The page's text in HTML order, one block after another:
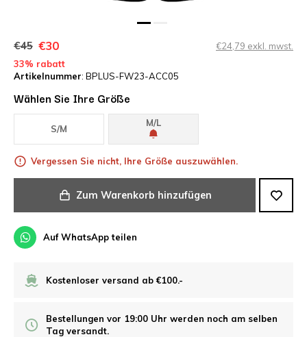
€45 €30
€24,79 exkl. mwst.
33% rabatt
Artikelnummer: BPLUS-FW23-ACC05
Wählen Sie Ihre Größe
S/M
M/L
Vergessen Sie nicht, Ihre Größe auszuwählen.
Zum Warenkorb hinzufügen
Auf WhatsApp teilen
Kostenloser versand ab €100.-
Bestellungen vor 19:00 Uhr werden noch am selben
Tag versandt.